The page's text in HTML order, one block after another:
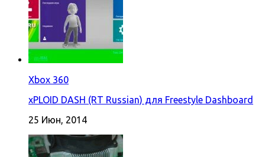
Xbox 360
xPLOID DASH (RT Russian) для Freestyle Dashboard
25 Июн, 2014